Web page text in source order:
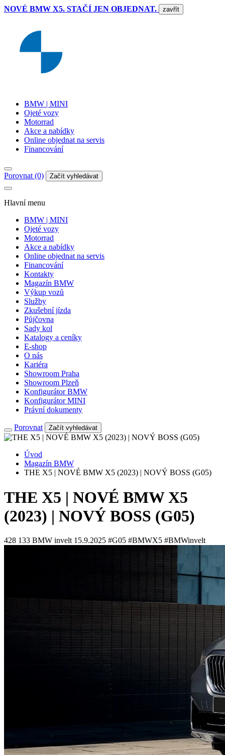
NOVÉ BMW X5. STAČÍ JEN OBJEDNAT. zavřít
BMW | MINI
Ojeté vozy
Motorrad
Akce a nabídky
Online objednat na servis
Financování
Porovnat (0) Začít vyhledávat
Hlavní menu
BMW | MINI
Ojeté vozy
Motorrad
Akce a nabídky
Online objednat na servis
Financování
Kontakty
Magazín BMW
Výkup vozů
Služby
Zkušební jízda
Půjčovna
Sady kol
Katalogy a ceníky
E-shop
O nás
Kariéra
Showroom Praha
Showroom Plzeň
Konfigurátor BMW
Konfigurátor MINI
Právní dokumenty
Porovnat Začít vyhledávat
Úvod
Magazín BMW
THE X5 | NOVÉ BMW X5 (2023) | NOVÝ BOSS (G05)
THE X5 | NOVÉ BMW X5
(2023) | NOVÝ BOSS (G05)
428 133 BMW invelt 15.9.2025 #G05 #BMWX5 #BMWinvelt